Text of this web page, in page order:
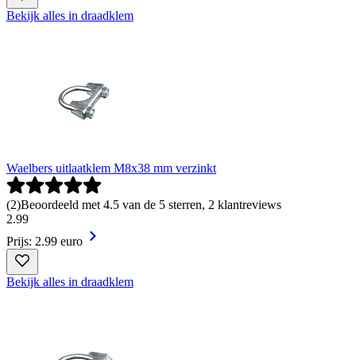
Bekijk alles in draadklem
Waelbers uitlaatklem M8x38 mm verzinkt
(2)Beoordeeld met 4.5 van de 5 sterren, 2 klantreviews
2.99
Prijs: 2.99 euro
Bekijk alles in draadklem